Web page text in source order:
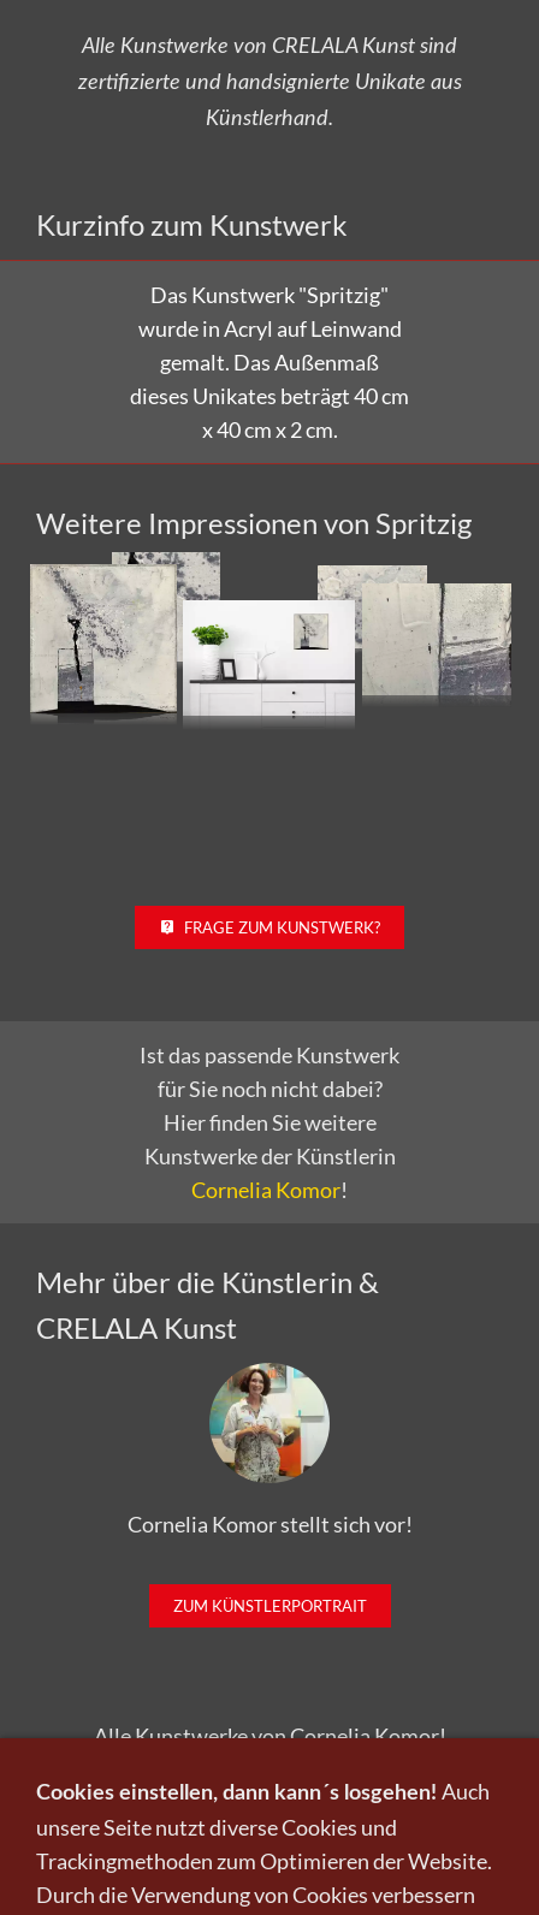
Das Kunstwerk "Spritzig"
gemalt. Das Außenmaß
dieses Unikates beträgt 40 cm
x 40 cm x 2 cm.
Weitere Impressionen von Spritzig
Hier finden Sie weitere
Kunstwerke der Künstlerin
Cornelia Komor!
CRELALA Kunst
Cornelia Komor stellt sich vor!
Infos zu Verkauf und Versand!
Cookies einstellen, dann kann´s losgehen! Auch
unsere Seite nutzt diverse Cookies und
Trackingmethoden zum Optimieren der Website.
Durch die Verwendung von Cookies verbessern